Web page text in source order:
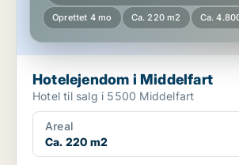
Oprettet 4 mo Ca. 220 m2 Ca.
Hotelejendom i Middelfart
Hotel til salg i 5500 Middelfart
Areal
Ca. 220 m2